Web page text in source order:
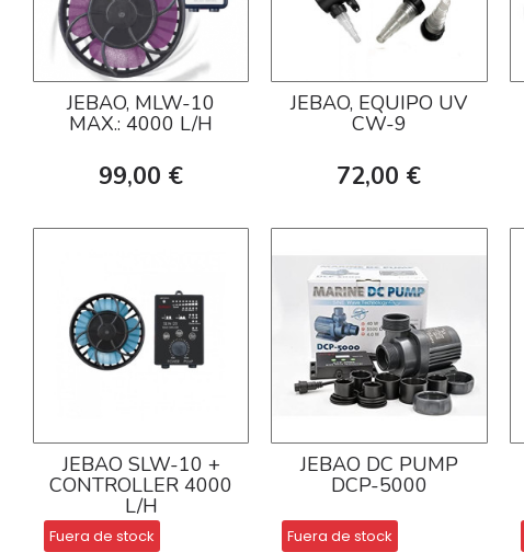
JEBAO, MLW-10
MAX.: 4000 L/H
99,00 €
JEBAO, EQUIPO UV
CW-9
72,00 €
JEBAO SLW-10 +
CONTROLLER 4000
L/H
Fuera de stock
JEBAO DC PUMP
DCP-5000
Fuera de stock